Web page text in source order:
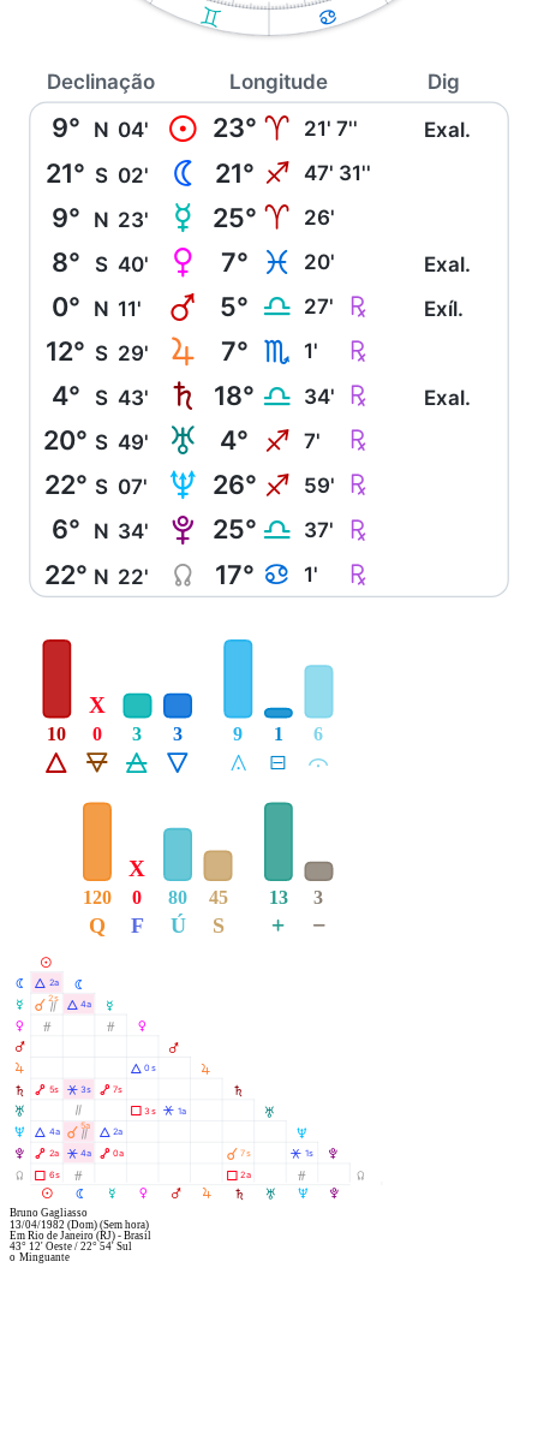
C D
Declinação Longitude Dig
9° N 04' M 23° A 21' 7'' Exal.
21° S 02' N 21° I 47' 31''
9° N 23' O 25° A 26'
8° S 40' P 7° L 20' Exal.
0° N 11' Q 5° G 27' Ç Exíl.
12° S 29' R 7° H 1' Ç
4° S 43' S 18° G 34' Ç Exal.
20° S 49' T 4° I 7' Ç
22° S 07' U 26° I 59' Ç
6° N 34' V 25° G 37' Ç
22° N 22' Y 17° D 1' Ç
Á
10
Ë
0
X
Ô
3
Ê
3
Å
9
É
1
Ă
6
Q
120
F
0
X
Ú
80
S
45
+
13
−
3
M
M
N
N
N
O
O
O
P
P
P
Q
Q
Q
R
R
R
S
S
S
T
T
T
U
U
U
V
V
V
Y
Y
Á 2a
À Ò
2s
Ó
Ä 5s
Á 4a
Ä 2a
Ã 6s
Á 4a
Â 3s
Ò
À Ò
5a
Â 4a
Ó
Ó
Ä 7s
Á 2a
Ä 0a
Á 0s
3s Â 1a
À 7s
Ã 2a
Â 1s
Ó
Bruno Gagliasso
13/04/1982 (Dom) (Sem hora)
EmRio de Janeiro (RJ) - Brasil
43° 12' Oeste/22° 54' Sul
Minguante
o